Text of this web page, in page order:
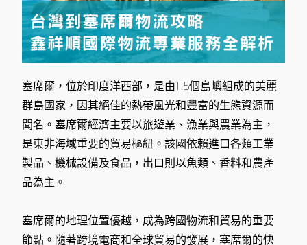
塞席爾，位於印度洋西部，是由115個島嶼組成的美麗
群島國家，因其絕佳的熱帶風光和豐富的生態資源而
聞名。塞席爾經濟主要以旅遊業、漁業與農業為主，
是東非海域重要的貿易樞紐。該國依賴進口各類工業
製品、機械設備及食品，出口則以魚類、香料和農產
品為主。
塞席爾的地理位置優越，成為跨國物流和貿易的重要
節點。隨著跨境電商和全球貿易的發展，塞席爾的快